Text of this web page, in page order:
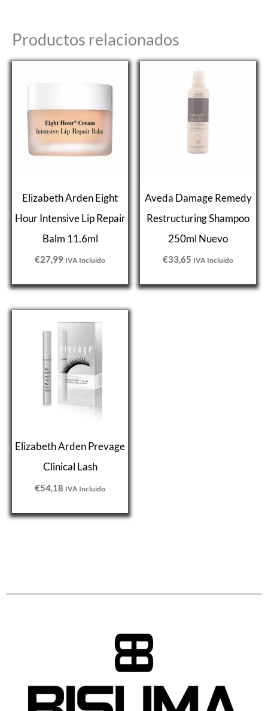
Productos relacionados
Elizabeth Arden Eight
Hour Intensive Lip Repair
Balm 11.6ml
€27,99 IVA Incluido
Aveda Damage Remedy
Restructuring Shampoo
250ml Nuevo
€33,65 IVA Incluido
Elizabeth Arden Prevage
Clinical Lash
€54,18 IVA Incluido